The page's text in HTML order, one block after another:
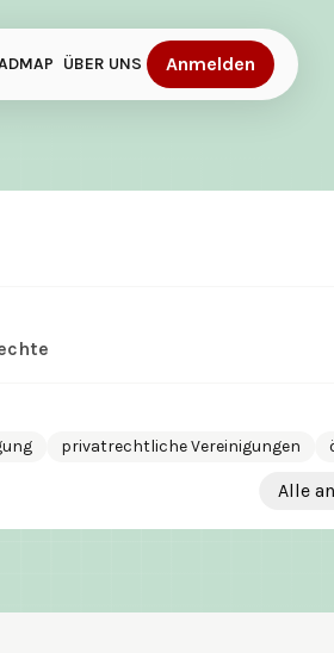
ÜBER UNS Anmelden
privatrechtliche Vereinigungen
Alle